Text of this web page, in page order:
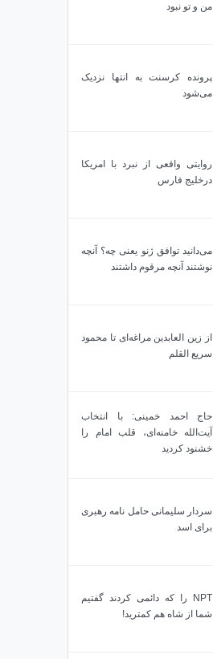
من و تو نبود
پرونده کرسنت به انتها نزدیک
می‌شود
روایتی واقعی از نبرد با امریکا
درخلیج فارس
می‌دانید توافق ژنو یعنی چه؟ آنچه
نوشتند آنچه مرقوم داشتند
از زین العابدین مراغه‌ای تا محمود
سریع القلم
حاج احمد خمینی: با انتخاب
آیت‌الله خامنه‌ای، قلب امام را
خشنود کردید
سردار سلیمانی حامل نامه رهبری
برای اسد
NPT را که دائمی کردند گفتیم
شما از شاه هم کمترید!